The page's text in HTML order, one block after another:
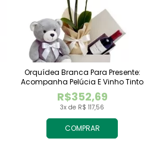
COMPRAR
3x de R$ 117,56
R$352,69
Orquídea Branca Para Presente:
Acompanha Pelúcia E Vinho Tinto
Importado